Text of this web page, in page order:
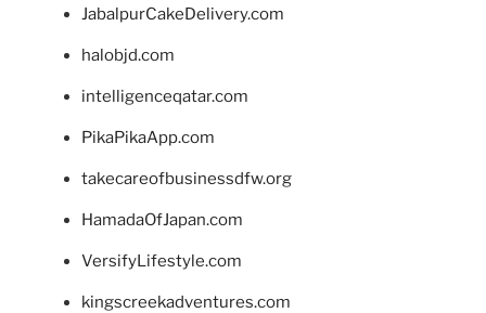
JabalpurCakeDelivery.com
halobjd.com
intelligenceqatar.com
PikaPikaApp.com
takecareofbusinessdfw.org
HamadaOfJapan.com
VersifyLifestyle.com
kingscreekadventures.com